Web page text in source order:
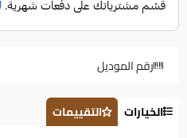
رقم الموديل
الخيارات
التقييمات